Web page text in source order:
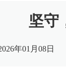
坚守
年01月08日